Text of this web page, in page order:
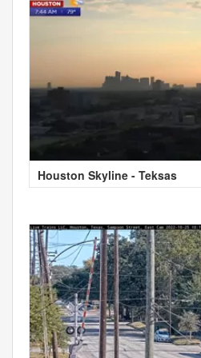
Houston Skyline - Teksas